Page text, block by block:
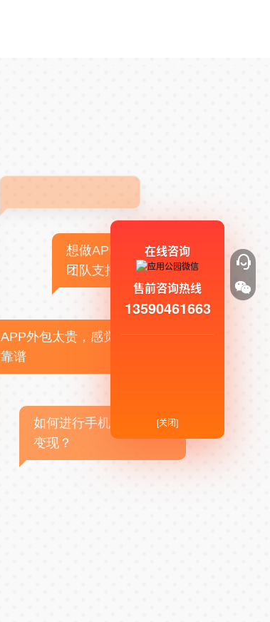
想做APP，但没有技术
团队支持
APP外包太贵，感觉不
靠谱
如何进行手机APP商业
变现？
在线咨询
售前咨询热线
13590461663
[关闭]